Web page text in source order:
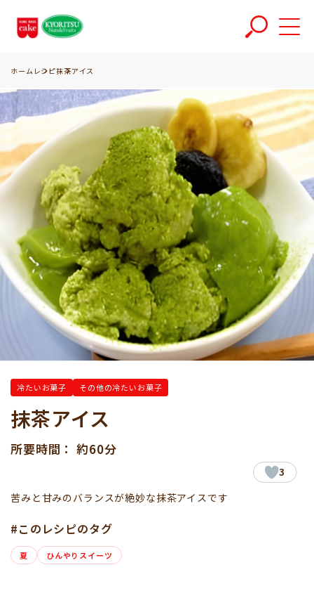
ホーム レシピ抹茶アイス
冷たいお菓子 その他の冷たいお菓子
抹茶アイス
所要時間： 約60分
苦みと甘みのバランスが絶妙な抹茶アイスです
3
#このレシピのタグ
夏 ひんやりスイーツ